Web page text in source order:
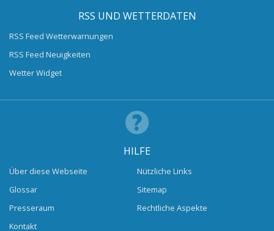
RSS UND WETTERDATEN
RSS Feed Wetterwarnungen
RSS Feed Neuigkeiten
Wetter Widget
HILFE
Über diese Webseite
Glossar
Presseraum
Kontakt
Nützliche Links
Sitemap
Rechtliche Aspekte